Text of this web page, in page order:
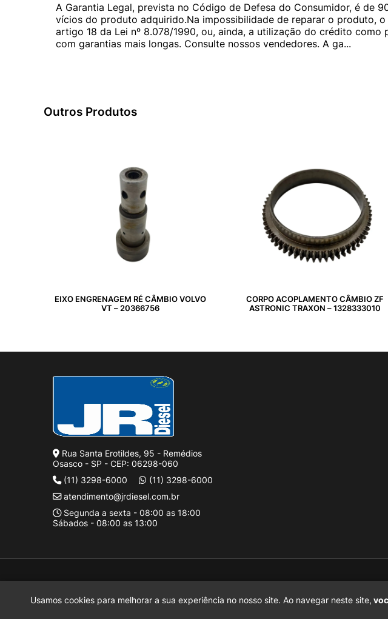
A Garantia Legal, prevista no Código de Defesa do Consumidor, é
vícios do produto adquirido.Na impossibilidade de reparar o produto,
artigo 18 da Lei nº 8.078/1990, ou, ainda, a utilização do crédito
com garantias mais longas. Consulte nossos vendedores. A ga...
Outros Produtos
EIXO ENGRENAGEM RÉ CÂMBIO VOLVO
VT – 20366756
CORPO ACOPLAMENTO CÂMBIO ZF
ASTRONIC TRAXON – 1328333010
Rua Santa Erotildes, 95 - Remédios
Osasco - SP - CEP: 06298-060
(11) 3298-6000
(11) 3298-6000
atendimento@jrdiesel.com.br
Segunda a sexta - 08:00 as 18:00
Sábados - 08:00 as 13:00
Usamos cookies para melhorar a sua experiência no nosso site. Ao navegar neste site,